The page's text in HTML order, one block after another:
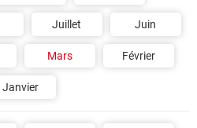
Juillet Juin
Mars Février
Janvier